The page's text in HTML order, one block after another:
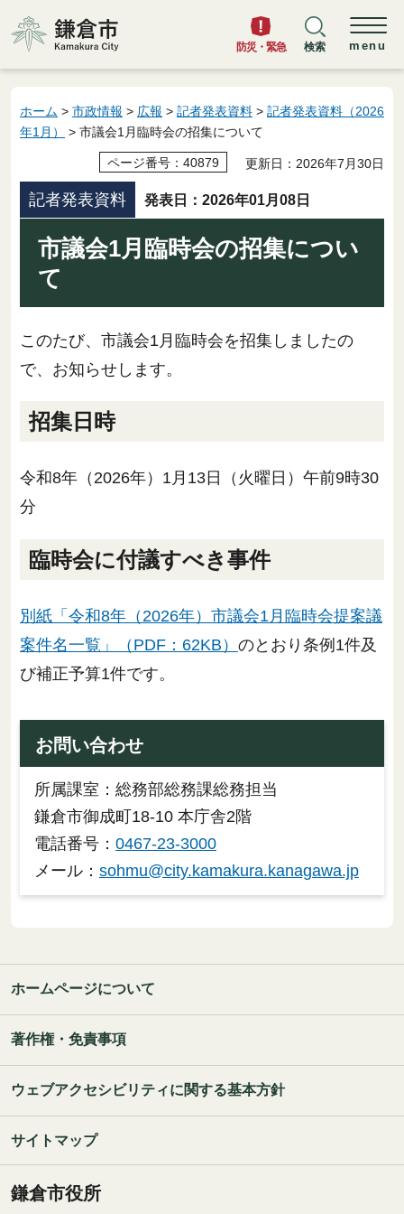
鎌倉市
防災・緊急 検索 menu
ホーム > 市政情報 > 広報 > 記者発表資料 > 記者発表資料（2026
年1月）
> 市議会1月臨時会の招集について
ページ番号：40879 更新日：2026年7月30日
記者発表資料 発表日：2026年01月08日
市議会1月臨時会の招集につい
て
このたび、市議会1月臨時会を招集しましたの
で、お知らせします。
招集日時
令和8年（2026年）1月13日（火曜日）午前9時30
分
臨時会に付議すべき事件
別紙「令和8年（2026年）市議会1月臨時会提案議
案件名一覧」（PDF：62KB） のとおり条例1件及
び補正予算1件です。
お問い合わせ
所属課室：総務部総務課総務担当
鎌倉市御成町18-10 本庁舎2階
電話番号： 0467-23-3000
メール： sohmu@city.kamakura.kanagawa.jp
ホームページについて
著作権・免責事項
ウェブアクセシビリティに関する基本方針
サイトマップ
鎌倉市役所